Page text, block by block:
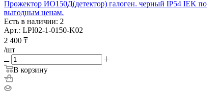
Прожектор ИО150Д(детектор) галоген. черный IP54 IEK по
выгодным ценам.
Есть в наличии: 2
Арт.: LPI02-1-0150-K02
2 400 ₸
/шт
В корзину